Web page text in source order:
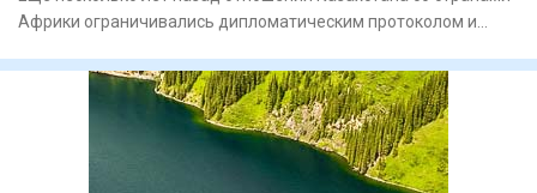
Африки ограничивались дипломатическим протоколом и